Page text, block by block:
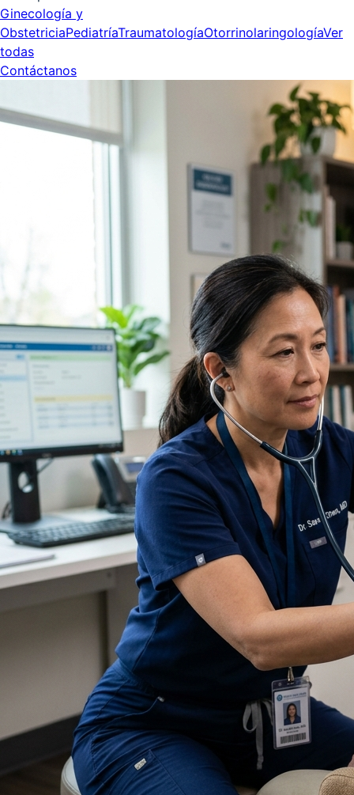
Ginecología y
ObstetriciaPediatríaTraumatologíaOtorrinolaringologíaVer
todas
Contáctanos